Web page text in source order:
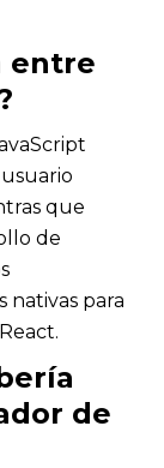
entre
que
de
nativas para
de